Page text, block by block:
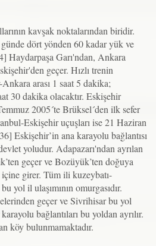
kavşak noktalarından biridir.
dört yönden 60 kadar yük ve
Haydarpaşa Garı'ndan, Ankara
geçer. Hızlı trenin
arası 1 saat 5 dakika;
30 dakika olacaktır. Eskişehir
2005´te Brüksel´den ilk sefer
Eskişehir uçuşları ise 21 Haziran
Eskişehir’in ana karayolu bağlantısı
yoludur. Adapazarı'ndan ayrılan
geçer ve Bozüyük’ten doğuya
içine girer. Tüm ili kuzeybatı-
yol il ulaşımının omurgasıdır.
geçer ve Sivrihisar bu yol
bağlantıları bu yoldan ayrılır.
köy bulunmamaktadır.